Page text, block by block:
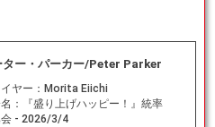
ター・パーカー/Peter Parker
ヤー： Morita Eiichi
：
『盛り上げハッピー！』統率
- 2026/3/4